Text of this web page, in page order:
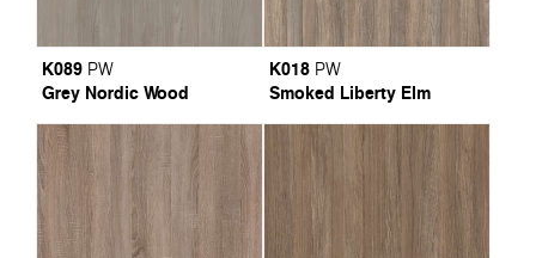
K089 PW
Grey Nordic Wood
K018 PW
Smoked Liberty Elm